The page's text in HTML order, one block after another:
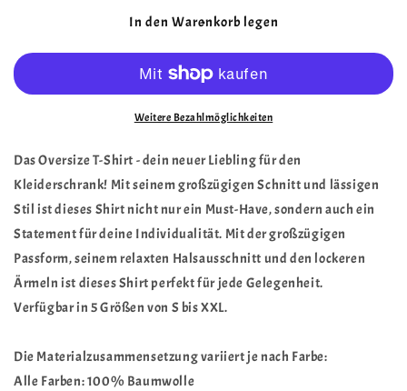
Was
beruflich?
Ich
bin
genervt!
für
Shirt
Was
machen
beruflich?
Ich
bin
genervt!
In den Warenkorb legen
Weitere Bezahlmöglichkeiten
Das Oversize T-Shirt - dein neuer Liebling für den
Kleiderschrank! Mit seinem großzügigen Schnitt und lässigen
Stil ist dieses Shirt nicht nur ein Must-Have, sondern auch ein
Statement für deine Individualität. Mit der großzügigen
Passform, seinem relaxten Halsausschnitt und den lockeren
Ärmeln ist dieses Shirt perfekt für jede Gelegenheit.
Verfügbar in 5 Größen von S bis XXL.
Die Materialzusammensetzung variiert je nach Farbe:
Alle Farben: 100% Baumwolle